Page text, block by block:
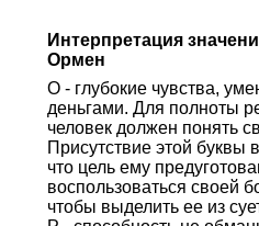
Интерпретация
Ормен
О - глубокие чувства,
деньгами. Для полноты
человек должен понять
Присутствие этой буквы
что цель ему
воспользоваться своей
чтобы выделить ее из